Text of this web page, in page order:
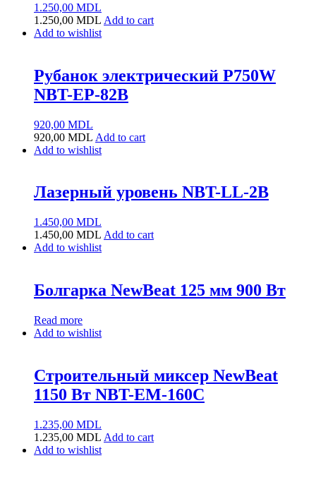
1.250,00 MDL
1.250,00 MDL Add to cart
Add to wishlist
Рубанок электрический Р750W
NBT-EP-82B
920,00 MDL
920,00 MDL Add to cart
Add to wishlist
Лазерный уровень NBT-LL-2B
1.450,00 MDL
1.450,00 MDL Add to cart
Add to wishlist
Болгарка NewBeat 125 мм 900 Вт
Read more
Add to wishlist
Строительный миксер NewBeat
1150 Вт NBT-EM-160C
1.235,00 MDL
1.235,00 MDL Add to cart
Add to wishlist